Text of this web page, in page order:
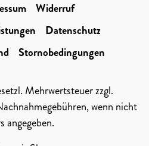
Widerruf
Datenschutz
Stornobedingungen
Mehrwertsteuer zzgl.
wenn nicht
angegeben.